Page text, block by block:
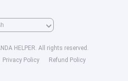
HELPER. All rights reserved.
Privacy Policy Refund Policy